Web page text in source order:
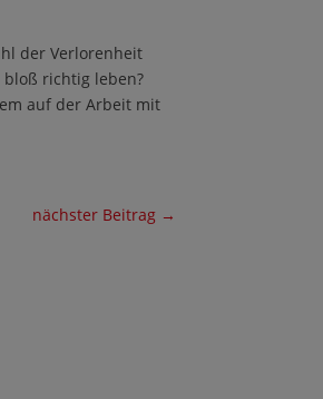
der Verlorenheit
richtig leben?
auf der Arbeit mit
nächster Beitrag →